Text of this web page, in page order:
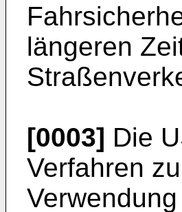
längeren
[0003] Die
Verfahren